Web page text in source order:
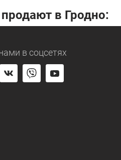
в Гродно:
в соцсетях